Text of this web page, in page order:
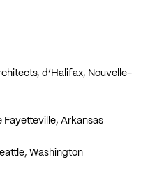
, d’Halifax, Nouvelle-
Fayetteville, Arkansas
Washington